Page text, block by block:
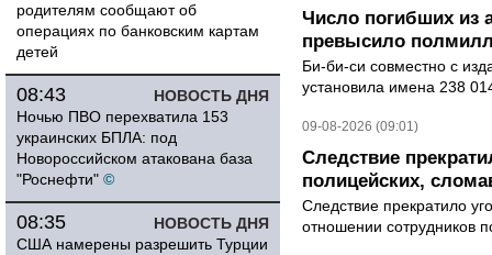
родителям сообщают об
операциях по банковским картам
детей
НОВОСТЬ ДНЯ
08:43
Ночью ПВО перехватила 153
украинских БПЛА: под
Новороссийском атакована база
"Роснефти" ©
НОВОСТЬ ДНЯ
08:35
США намерены разрешить Турции
Число погибших из
превысило
Би-би-си совместно с
установила имена 238
09-08-2026 (09:01)
Следствие
полицейских,
Следствие прекратило
отношении сотрудников